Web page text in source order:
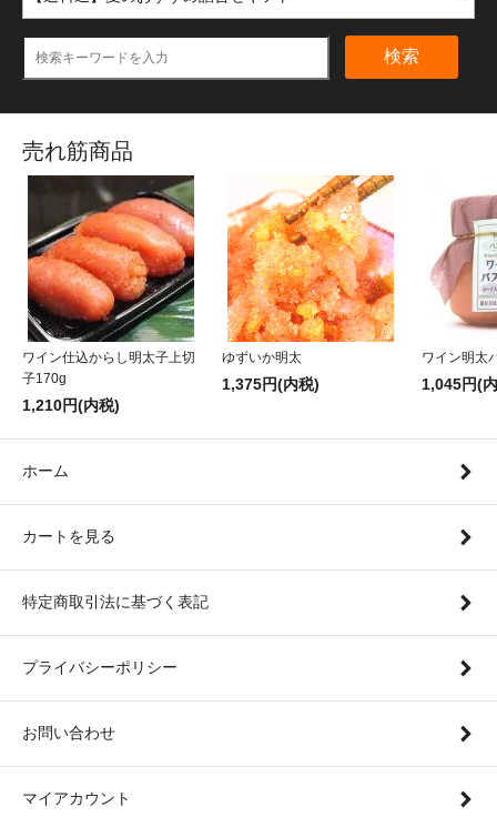
検索
売れ筋商品
ワイン仕込からし明太子上切
子170g
1,210円(内税)
ゆずいか明太
1,375円(内税)
ワイン明太
1,045円(
ホーム
カートを見る
特定商取引法に基づく表記
プライバシーポリシー
お問い合わせ
マイアカウント